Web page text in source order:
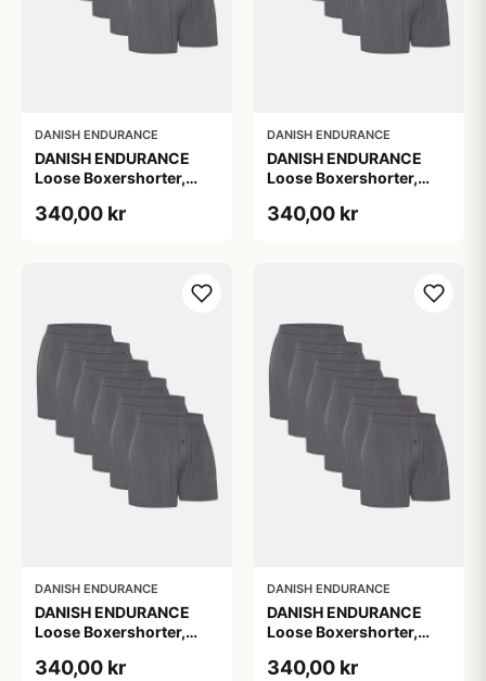
DANISH ENDURANCE
DANISH ENDURANCE
Loose Boxershorter,
340,00 kr
DANISH ENDURANCE
DANISH ENDURANCE
Loose Boxershorter,
340,00 kr
DANISH ENDURANCE
DANISH ENDURANCE
Loose Boxershorter,
340,00 kr
DANISH ENDURANCE
DANISH ENDURANCE
Loose Boxershorter,
340,00 kr